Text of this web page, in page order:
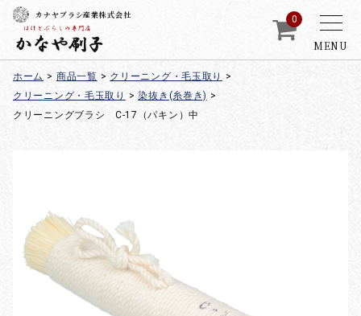
MENU
カナヤブラシ産業株式会社 0
ホーム > 商品一覧 > クリーニング・毛玉取り
>
クリーニング・毛玉取り
> 染抜き(糸巻き) >
クリーニングブラシ C-17（パキン）中